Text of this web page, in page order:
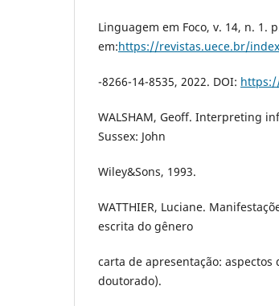
Linguagem em Foco, v. 14, n. 1.
em:https://revistas.uece.br/
-8266-14-8535, 2022. DOI:
WALSHAM, Geoff. Interpreting
Sussex: John
Wiley&Sons, 1993.
WATTHIER, Luciane.
escrita do gênero
carta de apresentação:
doutorado).